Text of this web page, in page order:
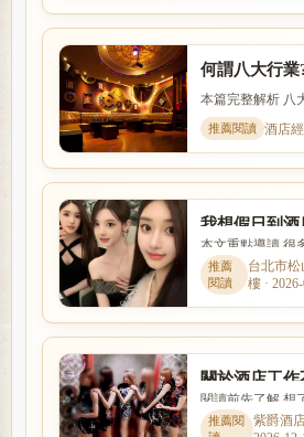
何謂八大行
上班該如何
本篇完整解析 八
服務與工作型態
式與風險程度差
酒店
我想假日到
定要找酒店經
本文重點導讀 很
紀找工作，卻不
抽成怎麼算。本
台北市
樓 ·
關於酒店工作
大行業經驗手
閱讀前先了解 想
只看名稱，也要
紫爵酒